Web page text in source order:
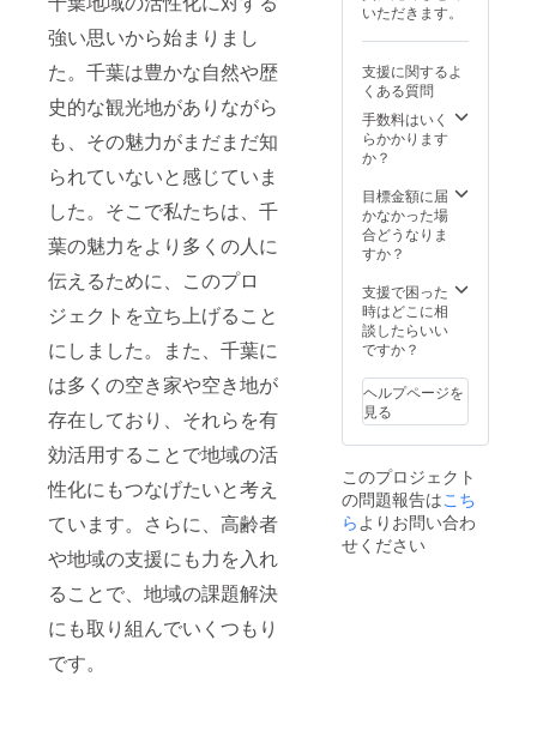
強い思いから始まりまし
た。千葉は豊かな自然や歴
史的な観光地がありながら
も、その魅力がまだまだ知
られていないと感じていま
した。そこで私たちは、千
葉の魅力をより多くの人に
伝えるために、このプロ
ジェクトを立ち上げること
にしました。また、千葉に
は多くの空き家や空き地が
存在しており、それらを有
効活用することで地域の活
性化にもつなげたいと考え
ています。さらに、高齢者
や地域の支援にも力を入れ
ることで、地域の課題解決
にも取り組んでいくつもり
です。
いただきます。
支援に関するよ
くある質問
手数料はいく
らかかります
か？
目標金額に届
かなかった場
合どうなりま
すか？
支援で困った
時はどこに相
談したらいい
ですか？
ヘルプページを
見る
このプロジェクト
の問題報告はこち
らよりお問い合わ
せください